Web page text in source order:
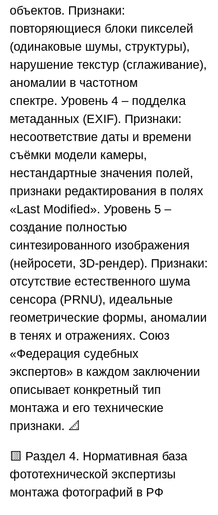
объектов. Признаки:
повторяющиеся блоки пикселей
(одинаковые шумы, структуры),
нарушение текстур (сглаживание),
аномалии в частотном
спектре. Уровень 4 – подделка
метаданных (EXIF). Признаки:
несоответствие даты и времени
съёмки модели камеры,
нестандартные значения полей,
признаки редактирования в полях
«Last Modified». Уровень 5 –
создание полностью
синтезированного изображения
(нейросети, 3D-рендер). Признаки:
отсутствие естественного шума
сенсора (PRNU), идеальные
геометрические формы, аномалии
в тенях и отражениях. Союз
«Федерация судебных
экспертов» в каждом заключении
описывает конкретный тип
монтажа и его технические
признаки. 📐
🟨 Раздел 4. Нормативная база
фототехнической экспертизы
монтажа фотографий в РФ